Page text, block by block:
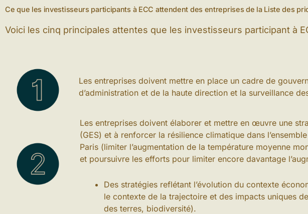
Ce que les investisseurs participants à ECC attendent des entreprises de la Liste des
Voici les cinq principales attentes que les investisseurs participant à
Les entreprises doivent mettre en place un cadre de
d’administration et de la haute direction et la surveillance
Les entreprises doivent élaborer et mettre en œuvre une
(GES) et à renforcer la résilience climatique dans
Paris (limiter l’augmentation de la température moyenne
et poursuivre les efforts pour limiter encore davantage
Des stratégies reflétant l’évolution du contexte
le contexte de la trajectoire et des impacts uniques
des terres, biodiversité).